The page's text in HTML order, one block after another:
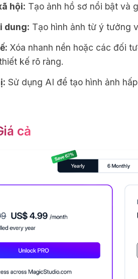
hội: Tạo ảnh hồ sơ nổi bật và
dung: Tạo hình ảnh từ ý tưởng
Xóa nhanh nền hoặc các đối
kế rõ ràng.
Sử dụng AI để tạo hình ảnh
cả